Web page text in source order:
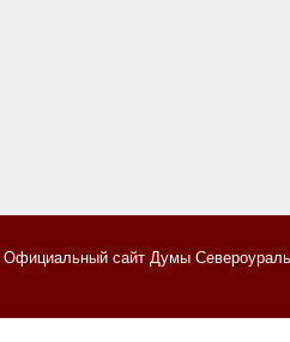
сайт Думы